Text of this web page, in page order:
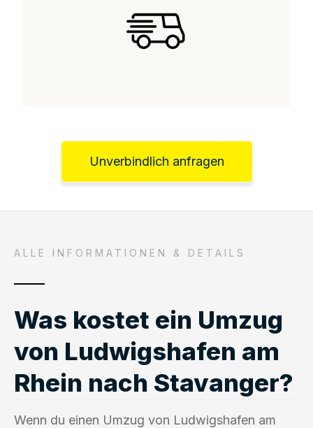
Unverbindlich anfragen
ALLE INFORMATIONEN & DETAILS
Was kostet ein Umzug
von Ludwigshafen am
Rhein nach Stavanger?
Wenn du einen Umzug von Ludwigshafen am